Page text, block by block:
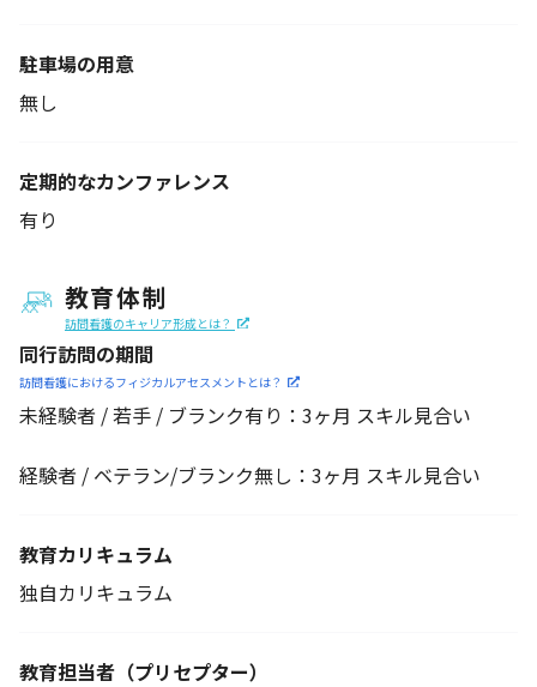
駐車場の用意
無し
定期的なカンファレンス
有り
教育体制
訪問看護のキャリア形成とは？
同行訪問の期間
訪問看護におけるフィジカルアセスメントとは？
未経験者 / 若手 / ブランク有り：3ヶ月 スキル見合い
経験者 / ベテラン/ブランク無し：3ヶ月 スキル見合い
教育カリキュラム
独自カリキュラム
教育担当者 （プリセプター）